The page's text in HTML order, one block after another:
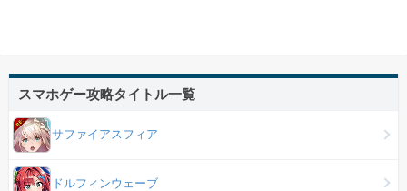
スマホゲー攻略タイトル一覧
サファイアスフィア
ドルフィンウェーブ